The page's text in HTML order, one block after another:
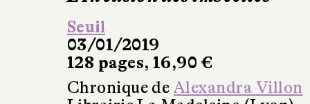
Seuil
03/01/2019
128 pages, 16,90 €
Chronique de Alexandra Villon